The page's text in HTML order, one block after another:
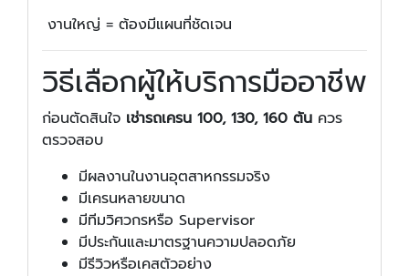
งานใหญ่ = ต้องมีแผนที่ชัดเจน
วิธีเลือกผู้ให้บริการมืออาชีพ
ก่อนตัดสินใจ เช่ารถเครน 100, 130, 160 ตัน ควร
ตรวจสอบ
มีผลงานในงานอุตสาหกรรมจริง
มีเครนหลายขนาด
มีทีมวิศวกรหรือ Supervisor
มีประกันและมาตรฐานความปลอดภัย
มีรีวิวหรือเคสตัวอย่าง